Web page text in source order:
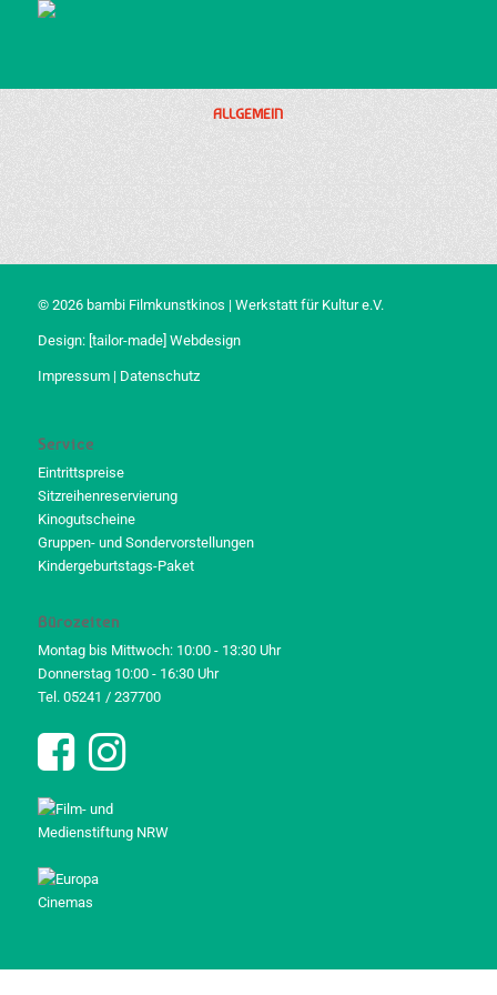
ALLGEMEIN
© 2026 bambi Filmkunstkinos | Werkstatt für Kultur e.V.
Design: [tailor-made] Webdesign
Impressum| Datenschutz
Service
Eintrittspreise
Sitzreihenreservierung
Kinogutscheine
Gruppen- und Sondervorstellungen
Kindergeburtstags-Paket
Bürozeiten
Montag bis Mittwoch: 10:00 - 13:30 Uhr
Donnerstag 10:00 - 16:30 Uhr
Tel. 05241 / 237700